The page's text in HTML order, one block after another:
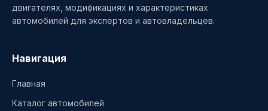
двигателях, модификациях и характеристиках
автомобилей для экспертов и автовладельцев.
Навигация
Главная
Каталог автомобилей